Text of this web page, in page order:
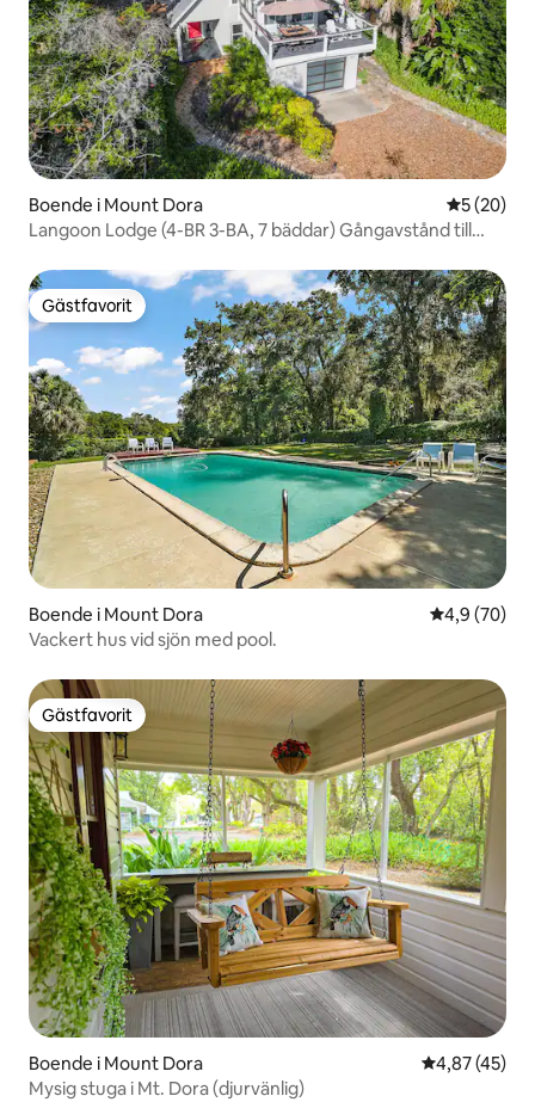
Boende i Mount Dora 5 av 5 i
5 (20)
Langoon Lodge (4-BR 3-BA, 7 bäddar) Gångavstånd till
Gästfavorit
Gästfavorit
Boende i Mount Dora 4,9 av 5 i
4,9 (70)
Vackert hus vid sjön med pool.
Gästfavorit
Gästfavorit
Boende i Mount Dora 4,87 av 5 i
4,87 (45)
Mysig stuga i Mt. Dora (djurvänlig)